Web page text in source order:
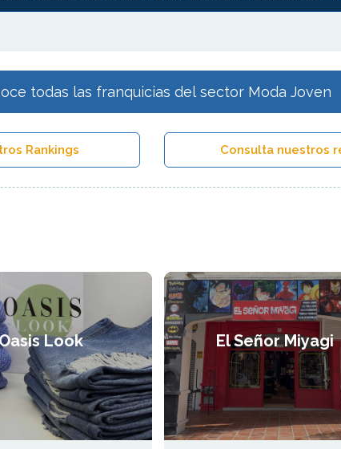
todas las franquicias del sector Moda Joven
Rankings Consulta nuestros
Look El Señor Miyagi